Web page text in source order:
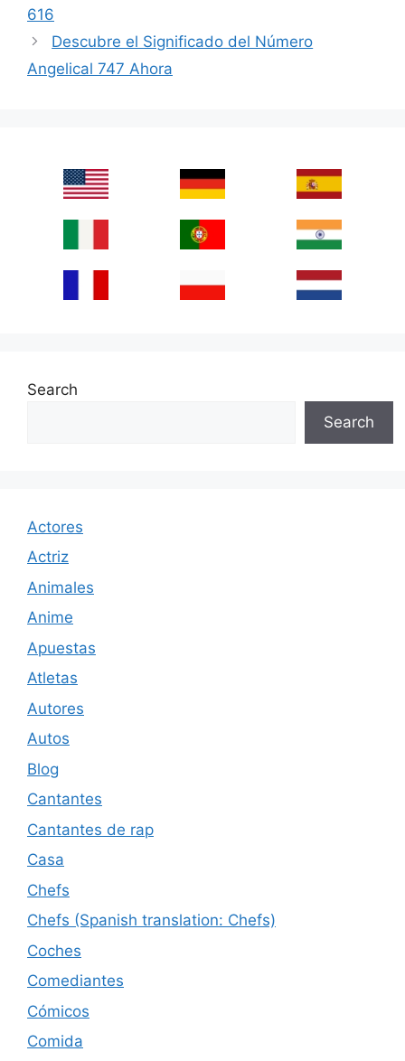
616
Descubre el Significado del Número
Angelical 747 Ahora
Search
Search
Actores
Actriz
Animales
Anime
Apuestas
Atletas
Autores
Autos
Blog
Cantantes
Cantantes de rap
Casa
Chefs
Chefs (Spanish translation: Chefs)
Coches
Comediantes
Cómicos
Comida